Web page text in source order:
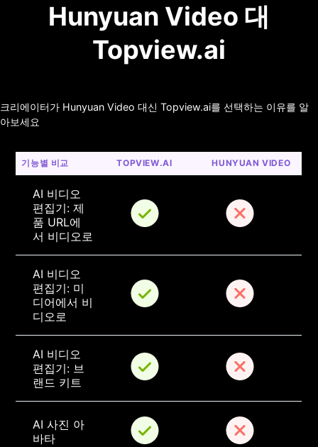
Hunyuan Video 대
Topview.ai
크리에이터가 Hunyuan Video 대신 Topview.ai를 선택하는 이유를 알
아보세요
기능별 비교 TOPVIEW.AI HUNYUAN VIDEO
AI 비디오
편집기: 제
품 URL에
서 비디오로
AI 비디오
편집기: 미
디어에서 비
디오로
AI 비디오
편집기: 브
랜드 키트
AI 사진 아
바타